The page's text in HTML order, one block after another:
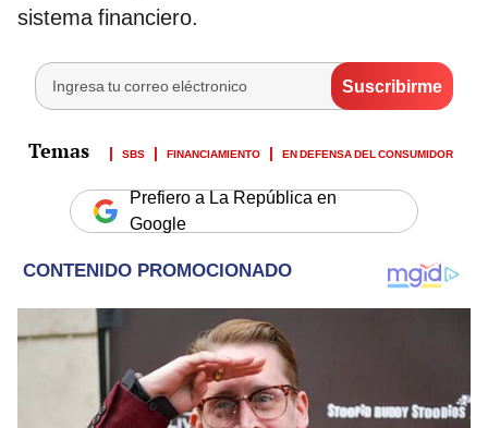
sistema financiero.
SBS FINANCIAMIENTO EN DEFENSA DEL CONSUMIDOR
Prefiero a La República en
Google